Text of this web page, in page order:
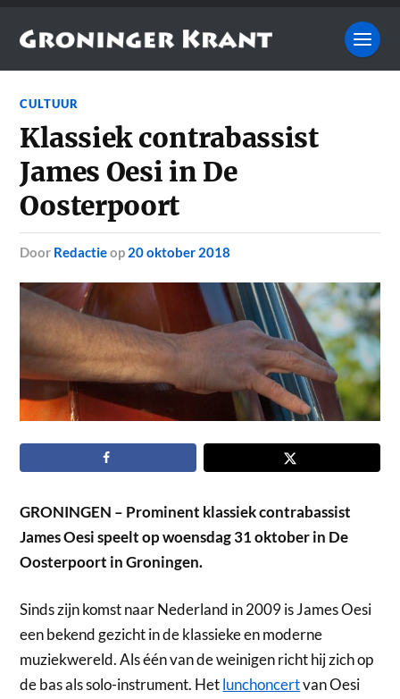
CULTUUR
Klassiek contrabassist
James Oesi in De
Oosterpoort
door Redactieop 20 oktober 2018
GRONINGEN – Prominent klassiek contrabassist
James Oesi speelt op woensdag 31 oktober in De
Oosterpoort in Groningen.
Sinds zijn komst naar Nederland in 2009 is James Oesi
een bekend gezicht in de klassieke en moderne
muziekwereld. Als één van de weinigen richt hij zich op
de bas als solo-instrument. Hetlunchoncertvan Oesi